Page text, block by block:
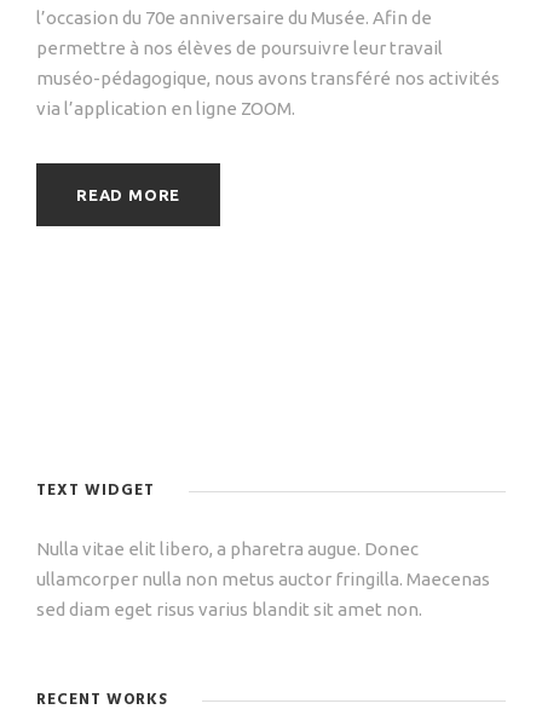
l’occasion du 70e anniversaire du Musée. Afin de
permettre à nos élèves de poursuivre leur travail
muséo-pédagogique, nous avons transféré nos activités
via l’application en ligne ZOOM.
READ MORE
TEXT WIDGET
Nulla vitae elit libero, a pharetra augue. Donec
ullamcorper nulla non metus auctor fringilla. Maecenas
sed diam eget risus varius blandit sit amet non.
RECENT WORKS